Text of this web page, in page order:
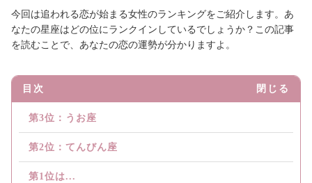
今回は追われる恋が始まる女性のランキングをご紹介します。あ
なたの星座はどの位にランクインしているでしょうか？この記事
を読むことで、あなたの恋の運勢が分かりますよ。
目次 閉じる
第3位：うお座
第2位：てんびん座
第1位は...